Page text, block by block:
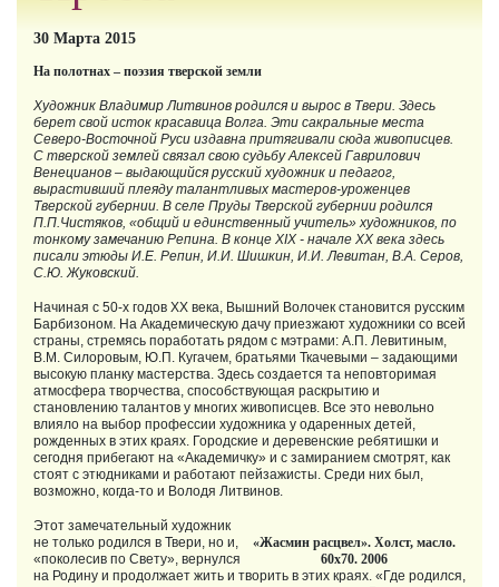
30 Марта 2015
На полотнах – поэзия тверской земли
Художник Владимир Литвинов родился и вырос в Твери. Здесь
берет свой исток красавица Волга. Эти сакральные места
Северо-Восточной Руси издавна притягивали сюда живописцев.
С тверской землей связал свою судьбу Алексей Гаврилович
Венецианов – выдающийся русский художник и педагог,
вырастивший плеяду талантливых мастеров-уроженцев
Тверской губернии. В селе Пруды Тверской губернии родился
П.П.Чистяков, «общий и единственный учитель» художников, по
тонкому замечанию Репина. В конце ХIХ - начале ХХ века здесь
писали этюды И.Е. Репин, И.И. Шишкин, И.И. Левитан, В.А. Серов,
С.Ю. Жуковский.
Начиная с 50-х годов ХХ века, Вышний Волочек становится русским
Барбизоном. На Академическую дачу приезжают художники со всей
страны, стремясь поработать рядом с мэтрами: А.П. Левитиным,
В.М. Силоровым, Ю.П. Кугачем, братьями Ткачевыми – задающими
высокую планку мастерства. Здесь создается та неповторимая
атмосфера творчества, способствующая раскрытию и
становлению талантов у многих живописцев. Все это невольно
влияло на выбор профессии художника у одаренных детей,
рожденных в этих краях. Городские и деревенские ребятишки и
сегодня прибегают на «Академичку» и с замиранием смотрят, как
стоят с этюдниками и работают пейзажисты. Среди них был,
возможно, когда-то и Володя Литвинов.
«Жасмин расцвел». Холст, масло.
60х70. 2006
Этот замечательный художник
не только poдился в Твери, но и,
«поколесив по Свету», вернулся
на Родину и продолжает жить и творить в этих краях. «Где родился,